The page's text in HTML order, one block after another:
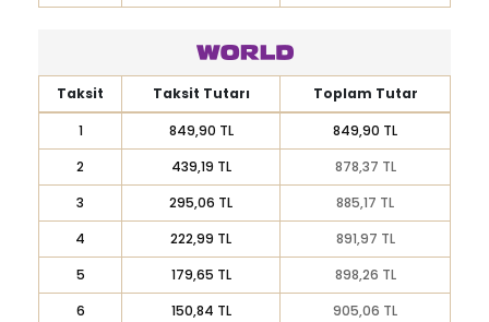
Taksit Taksit Tutarı
Toplam Tutar
1
849,90 TL
849,90 TL
2
439,19 TL
878,37 TL
3
295,06 TL
885,17 TL
4
222,99 TL
891,97 TL
5
179,65 TL
898,26 TL
6
150,84 TL 905,06 TL